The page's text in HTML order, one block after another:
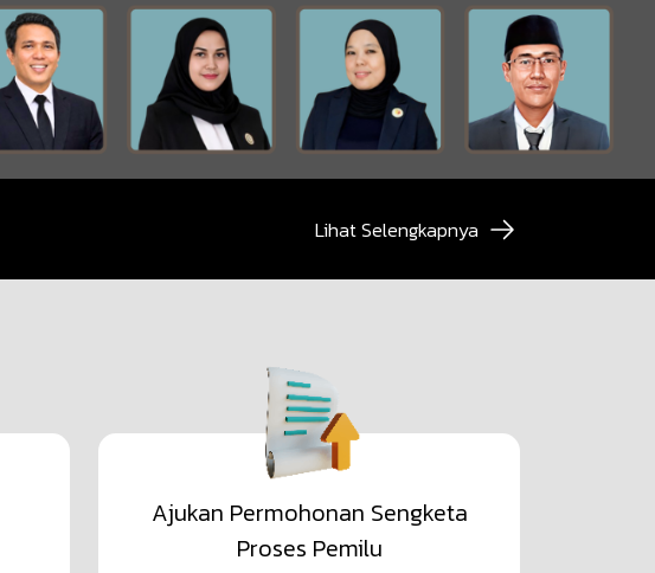
Lihat Selengkapnya
Ajukan Permohonan Sengketa
Proses Pemilu